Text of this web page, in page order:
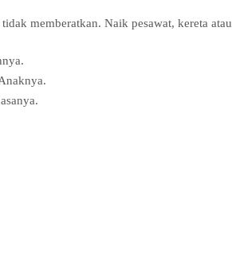
memberatkan. Naik pesawat, kereta atau